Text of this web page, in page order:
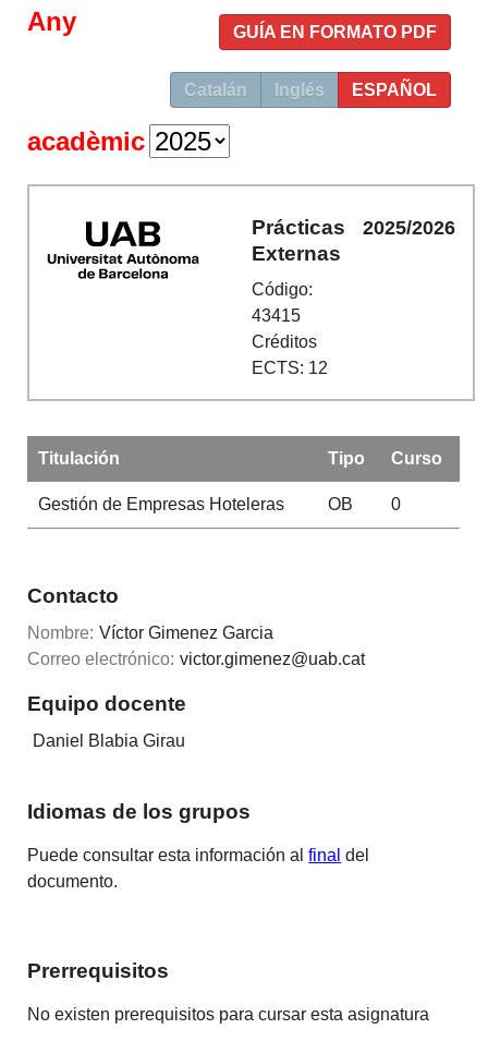
GUÍA EN FORMATO PDF
Catalán Inglés ESPAÑOL
Any
acadèmic
Prácticas
Externas
Código:
43415
Créditos
ECTS: 12
2025/2026
Titulación Tipo Curso
Gestión de Empresas Hoteleras OB 0
Contacto
Nombre: Víctor Gimenez Garcia
Correo electrónico: victor.gimenez@uab.cat
Equipo docente
Daniel Blabia Girau
Idiomas de los grupos
Puede consultar esta información alfinal del
documento.
Prerrequisitos
No existen prerequisitos para cursar esta asignatura